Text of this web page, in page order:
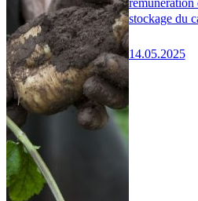
stockage du
14.05.2025